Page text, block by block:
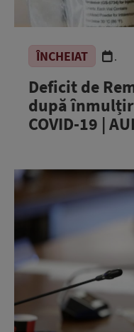
ÎNCHEIAT .
Deficit de
după
COVID-19 |